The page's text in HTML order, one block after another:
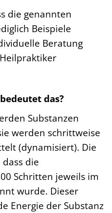
die genannten
Beispiele
Beratung
das?
Substanzen
werden schrittweise
(dynamisiert). Die
die
Schritten jeweils im
wurde. Dieser
Energie der Substanz